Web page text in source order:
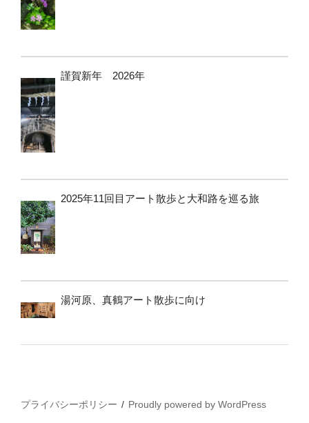
謹賀新年 2026年
2025年11回目アート散歩と大和路を巡る旅
湯河原、真鶴アート散歩に向け
プライバシーポリシー Proudly powered by WordPress